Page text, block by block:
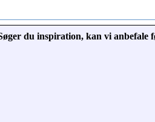
du inspiration, kan vi anbefale